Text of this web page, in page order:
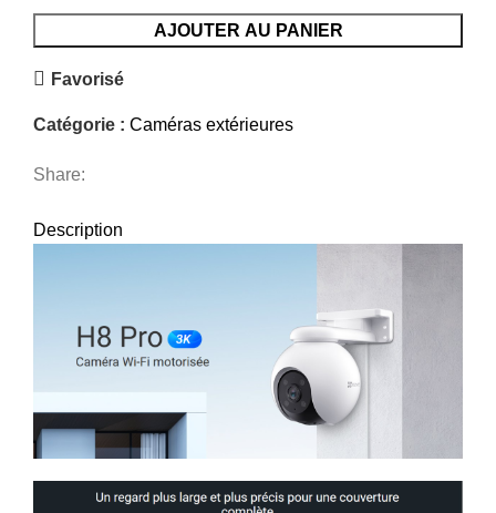
AJOUTER AU PANIER
Favorisé
Catégorie : Caméras extérieures
Share:
Description